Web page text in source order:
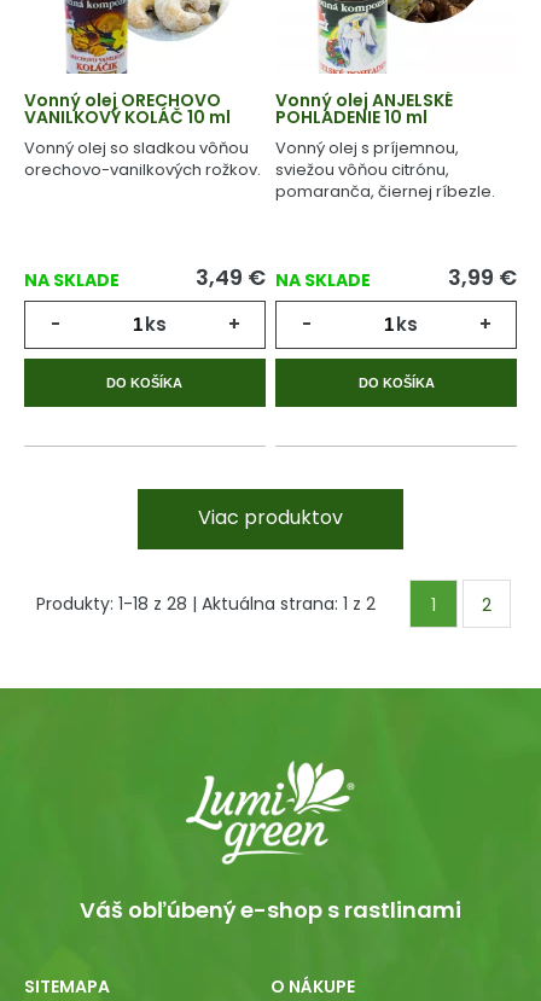
Vonný olej ORECHOVO
VANILKOVÝ KOLÁČ 10 ml
Vonný olej so sladkou vôňou
orechovo-vanilkových rožkov.
NA SKLADE 3,49 €
- ks +
DO KOŠÍKA
Vonný olej ANJELSKÉ
POHLADENIE 10 ml
Vonný olej s príjemnou,
sviežou vôňou citrónu,
pomaranča, čiernej ríbezle.
NA SKLADE 3,99 €
- ks +
DO KOŠÍKA
Viac produktov
1 2
Produkty: 1-18 z 28 | Aktuálna strana: 1 z 2
Váš obľúbený e-shop s rastlinami
SITEMAPA O NÁKUPE